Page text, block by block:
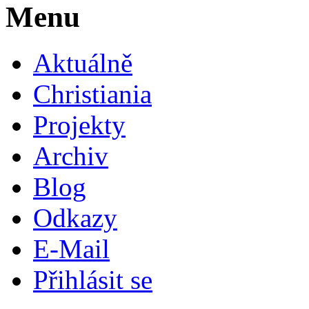
Menu
Aktuálně
Christiania
Projekty
Archiv
Blog
Odkazy
E-Mail
Přihlásit se